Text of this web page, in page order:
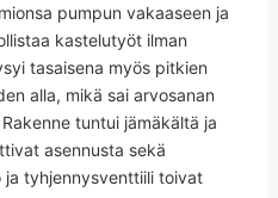
pumpun vakaaseen ja
kastelutyöt ilman
tasaisena myös pitkien
alla, mikä sai arvosanan
tuntui jämäkältä ja
asennusta sekä
tyhjennysventtiili toivat